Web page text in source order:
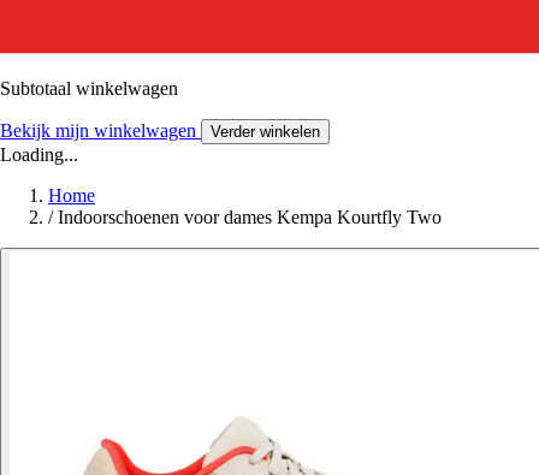
Subtotaal winkelwagen
Bekijk mijn winkelwagen Verder winkelen
Loading...
Home
/ Indoorschoenen voor dames Kempa Kourtfly Two